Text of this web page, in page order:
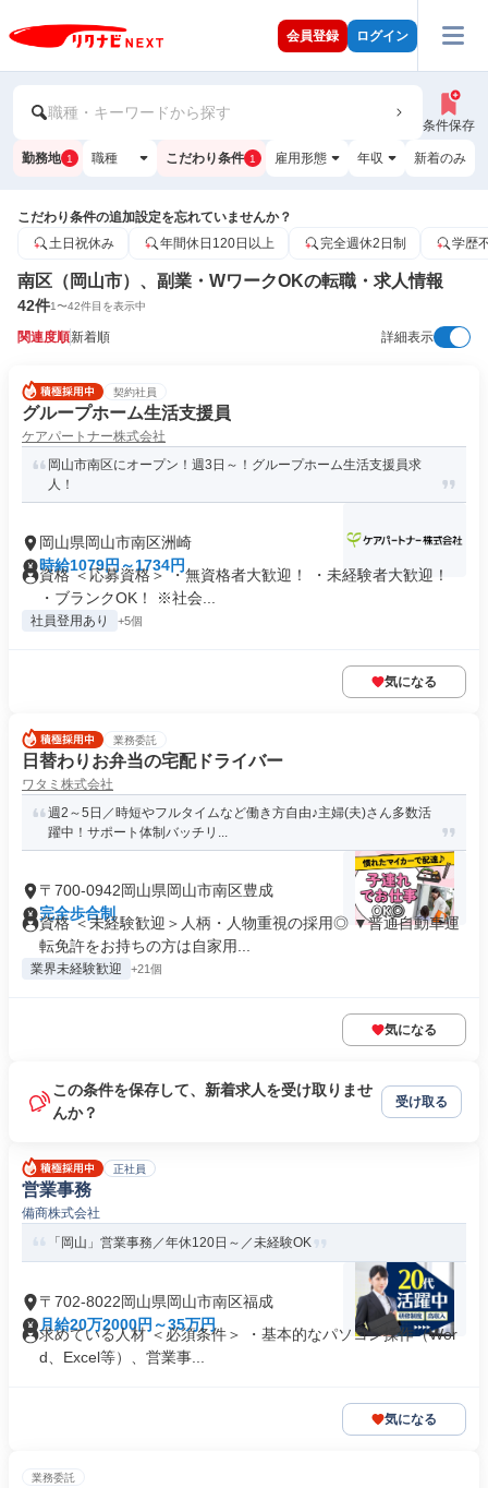
会員登録 ログイン
職種・キーワードから探す
条件保存
勤務地 1 職種 こだわり条件 1 雇用形態 年収 新着のみ
こだわり条件の追加設定を忘れていませんか？
土日祝休み
年間休日120日以上 完全週休2日制 学歴
南区（岡山市）、副業・WワークOKの転職・求人情報
42件1〜42件目を表示中
関連度順新着順 詳細表示
契約社員
グループホーム生活支援員
ケアパートナー株式会社
岡山市南区にオープン！週3日～！グループホーム生活支援員求
人！
岡山県岡山市南区洲崎
時給1079円～1734円
資格 ＜応募資格＞ ・無資格者大歓迎！ ・未経験者大歓迎！
・ブランクOK！ ※社会...
社員登用あり +5個
気になる
業務委託
日替わりお弁当の宅配ドライバー
ワタミ株式会社
週2～5日／時短やフルタイムなど働き方自由♪主婦(夫)さん多数活
躍中！サポート体制バッチリ...
〒700-0942岡山県岡山市南区豊成
完全歩合制
資格 ＜未経験歓迎＞人柄・人物重視の採用◎ ▼普通自動車運
転免許をお持ちの方は自家用...
業界未経験歓迎 +21個
気になる
この条件を保存して、新着求人を受け取りませ
んか？
受け取る
正社員
営業事務
備商株式会社
「岡山」営業事務／年休120日～／未経験OK
〒702-8022岡山県岡山市南区福成
月給20万2000円～35万円
求めている人材 ＜必須条件＞ ・基本的なパソコン操作（Wor
d、Excel等）、営業事...
気になる
業務委託